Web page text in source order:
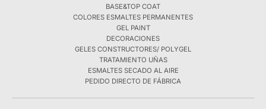
BASE&TOP COAT
COLORES ESMALTES PERMANENTES
GEL PAINT
DECORACIONES
GELES CONSTRUCTORES/ POLYGEL
TRATAMIENTO UÑAS
ESMALTES SECADO AL AIRE
PEDIDO DIRECTO DE FÁBRICA